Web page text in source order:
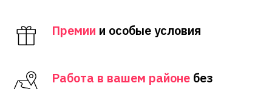
Премии и особые условия
Работа в вашем районе без